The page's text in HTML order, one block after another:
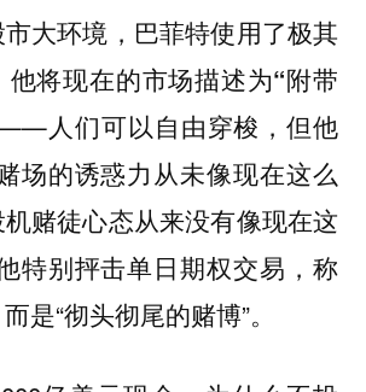
大环境，巴菲特使用了极其
将现在的市场描述为“附带
人们可以自由穿梭，但他
场的诱惑力从未像现在这么
赌徒心态从来没有像现在这
特别抨击单日期权交易，称
是“彻头彻尾的赌博”。